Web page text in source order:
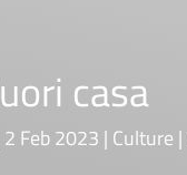
casa
2 Feb 2023 Culture